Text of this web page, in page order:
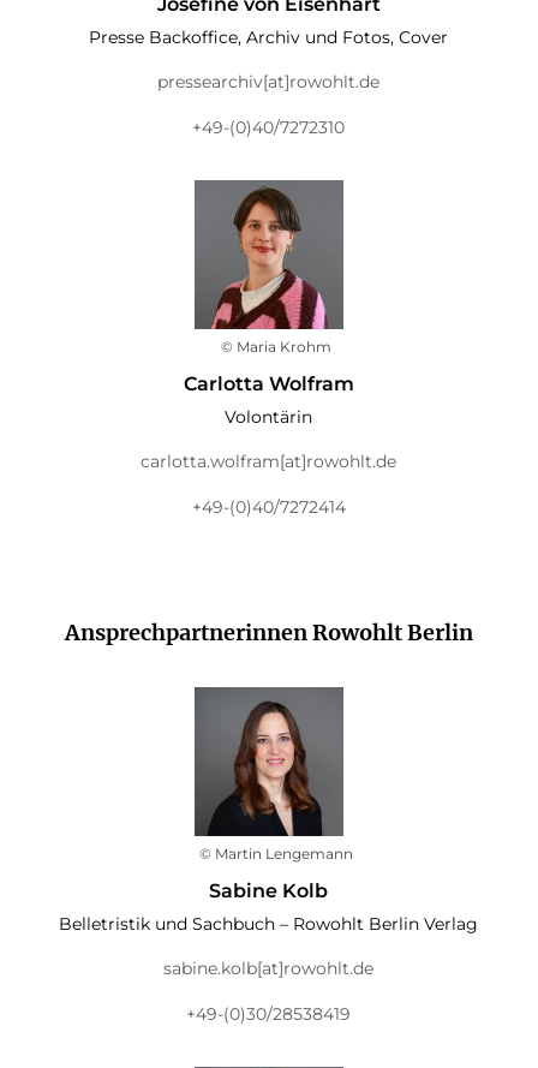
Presse Backoffice, Archiv und Fotos, Cover
pressearchiv[at]rowohlt.de
+49-(0)40/7272310
© Maria Krohm
Carlotta Wolfram
Volontärin
carlotta.wolfram[at]rowohlt.de
+49-(0)40/7272414
Ansprechpartnerinnen Rowohlt Berlin
© Martin Lengemann
Sabine Kolb
Belletristik und Sachbuch – Rowohlt Berlin Verlag
sabine.kolb[at]rowohlt.de
+49-(0)30/28538419